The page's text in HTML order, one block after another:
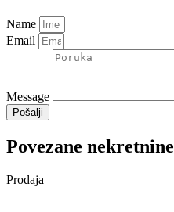
Name
Email
Message
Pošalji
Povezane nekretnine
Prodaja